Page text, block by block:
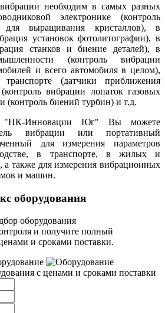
необходим в самых разных
электронике (контроль
для выращивания кристаллов), в
установок фотолитографии), в
станков и биение деталей), в
(контроль вибрации
и всего автомобиля в целом),
(датчики приближения
вибрации лопаток газовых
(контроль биений турбин) и т.д.
Инновации Юг" Вы можете
вибрации или портативный
для измерения параметров
в транспорте, в жилых и
а также для измерения вибрационных
и машин.
оборудования
оборудования
и получите полный
и сроками поставки.
с ценами и сроками поставки